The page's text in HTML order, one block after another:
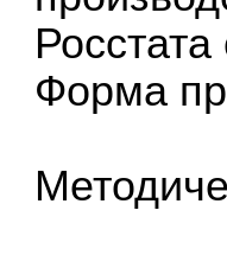
Форма